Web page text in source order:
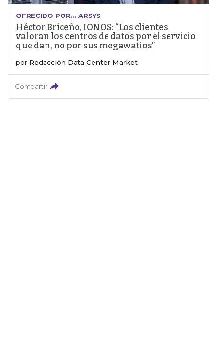
OFRECIDO POR... ARSYS
Héctor Briceño, IONOS: “Los clientes
valoran los centros de datos por el servicio
que dan, no por sus megawatios”
por Redacción Data Center Market
Compartir